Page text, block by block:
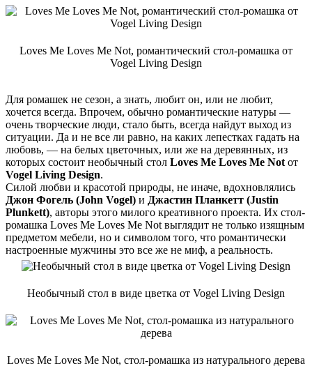
Loves Me Loves Me Not, романтический стол-ромашка от
Vogel Living Design
Для ромашек не сезон, а знать, любит он, или не любит,
хочется всегда. Впрочем, обычно романтические натуры —
очень творческие люди, стало быть, всегда найдут выход из
ситуации. Да и не все ли равно, на каких лепестках гадать на
любовь, — на белых цветочных, или же на деревянных, из
которых состоит необычный стол Loves Me Loves Me Not от
Vogel Living Design.
Силой любви и красотой природы, не иначе, вдохновлялись
Джон Фогель (John Vogel) и Джастин Планкетт (Justin
Plunkett), авторы этого милого креативного проекта. Их стол-
ромашка Loves Me Loves Me Not выглядит не только изящным
предметом мебели, но и символом того, что романтически
настроенные мужчины это все же не миф, а реальность.
Необычный стол в виде цветка от Vogel Living Design
Loves Me Loves Me Not, стол-ромашка из натурального дерева